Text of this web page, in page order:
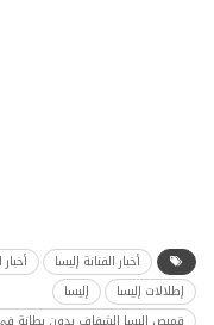
أخبار الفنانة إليسا
إطلالات إليسا
إليسا